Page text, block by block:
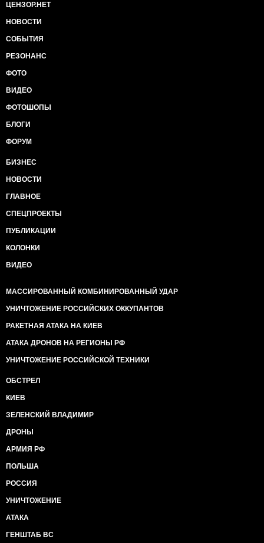
ЦЕНЗОР.НЕТ
НОВОСТИ
СОБЫТИЯ
РЕЗОНАНС
ФОТО
ВИДЕО
ФОТОШОПЫ
БЛОГИ
ФОРУМ
БИЗНЕС
НОВОСТИ
ГЛАВНОЕ
СПЕЦПРОЕКТЫ
ПУБЛИКАЦИИ
КОЛОНКИ
ВИДЕО
МАССИРОВАННЫЙ КОМБИНИРОВАННЫЙ УДАР
УНИЧТОЖЕНИЕ РОССИЙСКИХ ОККУПАНТОВ
РАКЕТНАЯ АТАКА НА КИЕВ
АТАКА ДРОНОВ НА РЕГИОНЫ РФ
УНИЧТОЖЕНИЕ РОССИЙСКОЙ ТЕХНИКИ
ОБСТРЕЛ
КИЕВ
ЗЕЛЕНСКИЙ ВЛАДИМИР
ДРОНЫ
АРМИЯ РФ
ПОЛЬША
РОССИЯ
УНИЧТОЖЕНИЕ
АТАКА
ГЕНШТАБ ВС